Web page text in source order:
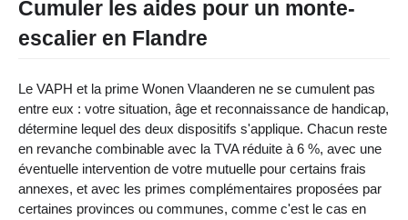
Cumuler les aides pour un monte-
escalier en Flandre
Le VAPH et la prime Wonen Vlaanderen ne se cumulent pas
entre eux : votre situation, âge et reconnaissance de handicap,
détermine lequel des deux dispositifs s'applique. Chacun reste
en revanche combinable avec la TVA réduite à 6 %, avec une
éventuelle intervention de votre mutuelle pour certains frais
annexes, et avec les primes complémentaires proposées par
certaines provinces ou communes, comme c'est le cas en